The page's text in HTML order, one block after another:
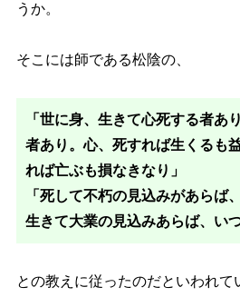
うか。
そこには師である松陰の、
「世に身、生きて心死する者あ
者あり。心、死すれば生くるも
れば亡ぶも損なきなり」
「死して不朽の見込みがあらば
生きて大業の見込みあらば、い
との教えに従ったのだといわれて